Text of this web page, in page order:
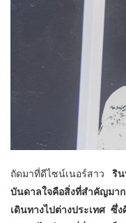
ถัดมาที่ดีไซน์เนอร์สาวริ
บันดาลใจคือสิ่งที่สำคัญมาก
เดินทางไปต่างประเทศ ซึ่